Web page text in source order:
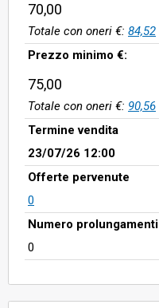
70,00
Totale con oneri €: 84,52
Prezzo minimo €:
75,00
Totale con oneri €: 90,56
Termine vendita
23/07/26 12:00
Offerte pervenute
0
Numero prolungamenti
0